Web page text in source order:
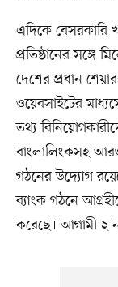
এদিকে বেসরকারি
প্রতিষ্ঠানের সঙ্গে
দেশের প্রধান
ওয়েবসাইটের
তথ্য
বাংলালিংকসহ আরও
গঠনের উদ্যোগ
ব্যাংক গঠনে
করেছে। আগামী ২